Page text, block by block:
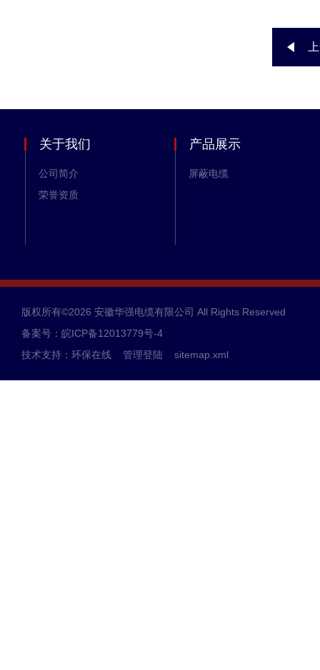
关于我们
公司简介
荣誉资质
产品展示
屏蔽电缆
版权所有©2026 安徽华强电缆有限公司 All Rights Reserved
备案号：皖ICP备12013779号-4
技术支持： 环保在线 管理登陆 sitemap.xml